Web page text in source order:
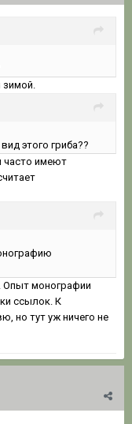
этого гриба??
часто имеют
Опыт монографии
ссылок. К
но тут уж ничего не